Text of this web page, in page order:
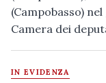
(Campobasso)
Camera dei
IN EVIDENZA